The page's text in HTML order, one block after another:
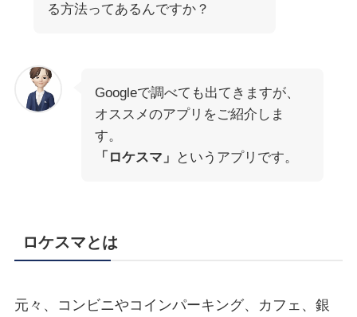
る方法ってあるんですか？
Googleで調べても出てきますが、
オススメのアプリをご紹介しま
す。
「ロケスマ」
というアプリです。
ロケスマとは
元々、コンビニやコインパーキング、カフェ、銀